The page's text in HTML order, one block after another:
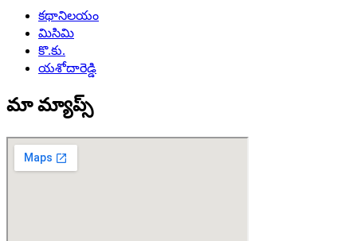
కథానిలయం
మిసిమి
కొ.కు.
యశోదారెడ్డి
మా మ్యాప్స్